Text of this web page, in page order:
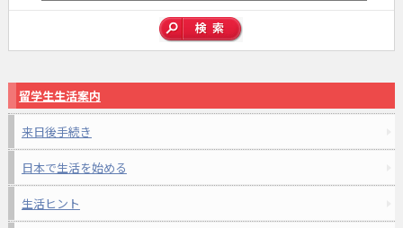
留学生生活案内
来日後手続き
日本で生活を始める
生活ヒント